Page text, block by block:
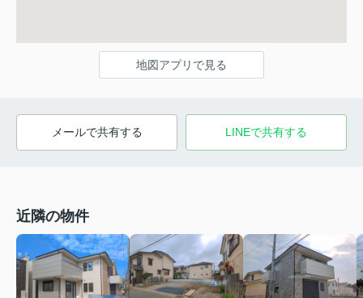
地図アプリで見る
メールで共有する LINEで共有する
近隣の物件